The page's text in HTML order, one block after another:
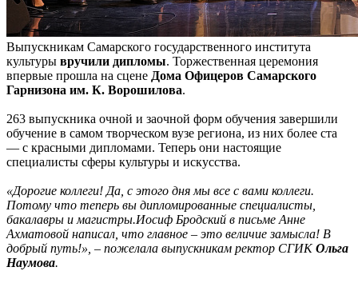
Выпускникам Самарского государственного института
культуры вручили дипломы. Торжественная церемония
впервые прошла на сцене Дома Офицеров Самарского
Гарнизона им. К. Ворошилова.
263 выпускника очной и заочной форм обучения завершили
обучение в самом творческом вузе региона, из них более ста
— с красными дипломами. Теперь они настоящие
специалисты сферы культуры и искусства.
«Дорогие коллеги! Да, с этого дня мы все с вами коллеги.
Потому что теперь вы дипломированные специалисты,
бакалавры и магистры.Иосиф Бродский в письме Анне
Ахматовой написал, что главное – это величие замысла! В
добрый путь!», – пожелала выпускникам ректор СГИКОльга
Наумова.